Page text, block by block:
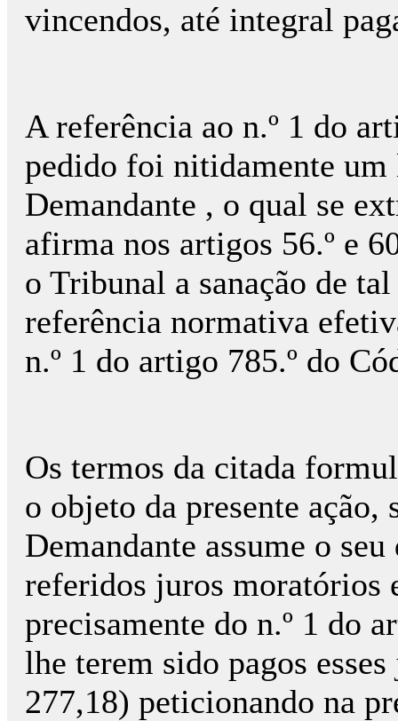
vincendos, até integral
A referência ao n.º 1 do
pedido foi nitidamente um
Demandante , o qual se
afirma nos artigos 56.º e
o Tribunal a sanação de
referência normativa
n.º 1 do artigo 785.º do
Os termos da citada
o objeto da presente ação,
Demandante assume o
referidos juros moratórios
precisamente do n.º 1 do
lhe terem sido pagos
277,18) peticionando na